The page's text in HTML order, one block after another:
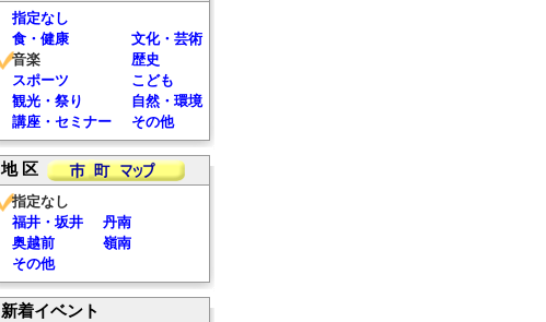
指定なし
食・健康
文化・芸術
音楽
歴史
スポーツ
こども
観光・祭り
自然・環境
講座・セミナー
その他
地 区
指定なし
福井・坂井
丹南
奥越前
嶺南
その他
新着イベント